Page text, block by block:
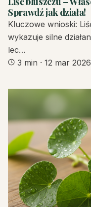
Sprawdź jak działa!
Kluczowe wnioski:
wykazuje silne
lec…
3 min · 12 mar 2026